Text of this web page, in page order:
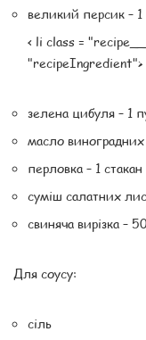
великий персик –
< li class =
"recipeIngredient">
зелена цибуля – 1
масло виноградних
перловка – 1 стакан
суміш салатних
свиняча вирізка –
Для соусу:
сіль